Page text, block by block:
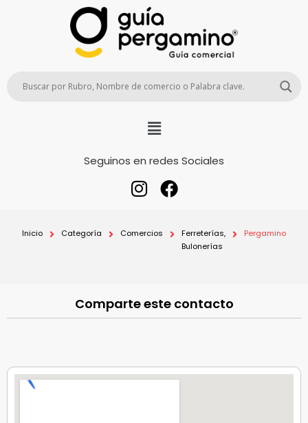
Seguinos en redes Sociales
Inicio Categoría Comercios
Ferreterías,
Bulonerías
Pergamino
Comparte este contacto